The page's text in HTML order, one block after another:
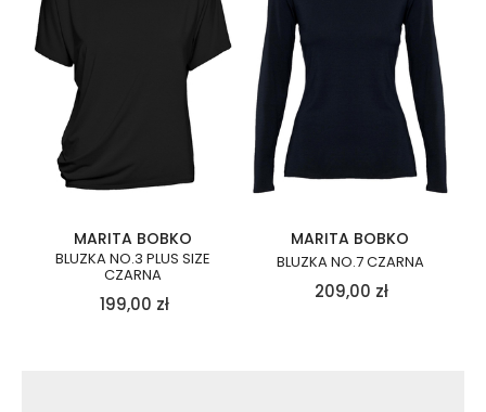
MARITA BOBKO
BLUZKA NO.3 PLUS SIZE
CZARNA
199,00 zł
MARITA BOBKO
BLUZKA NO.7 CZARNA
209,00 zł